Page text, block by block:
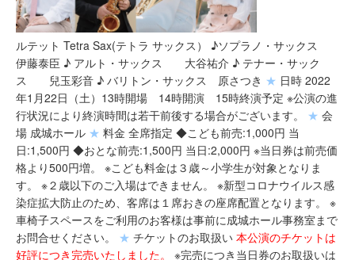
ルテット Tetra Sax(テトラ サックス） ♪ソプラノ・サックス
伊藤泰臣 ♪ アルト・サックス 大谷祐介 ♪ テナー・サック
ス 兒玉彩音 ♪ バリトン・サックス 原さつき ★ 日時 2022
年1月22日（土）13時開場 14時開演 15時終演予定 ※公演の進
行状況により終演時間は若干前後する場合がございます。 ★ 会
場 成城ホール ★ 料金 全席指定 ◆こども前売:1,000円 当
日:1,500円 ◆おとな前売:1,500円 当日:2,000円 ※当日券は前売価
格より500円増。 ※こども料金は３歳～小学生が対象となりま
す。 ※２歳以下のご入場はできません。 ※新型コロナウイルス感
染症拡大防止のため、客席は１席おきの座席配置となります。 ※
車椅子スペースをご利用のお客様は事前に成城ホール事務室まで
お問合せください。 ★ チケットのお取扱い 本公演のチケットは
好評につき完売いたしました。 ※完売につき当日券のお取扱いは